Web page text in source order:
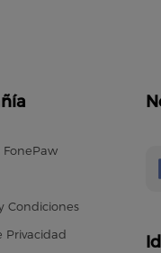
Condiciones
Privacidad